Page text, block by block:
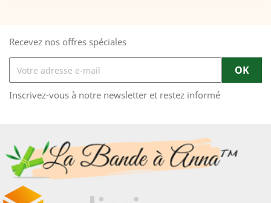
Recevez nos offres spéciales
Inscrivez-vous à notre newsletter et restez informé